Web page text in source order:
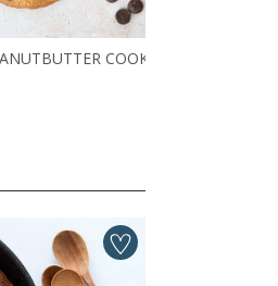
COOKIES